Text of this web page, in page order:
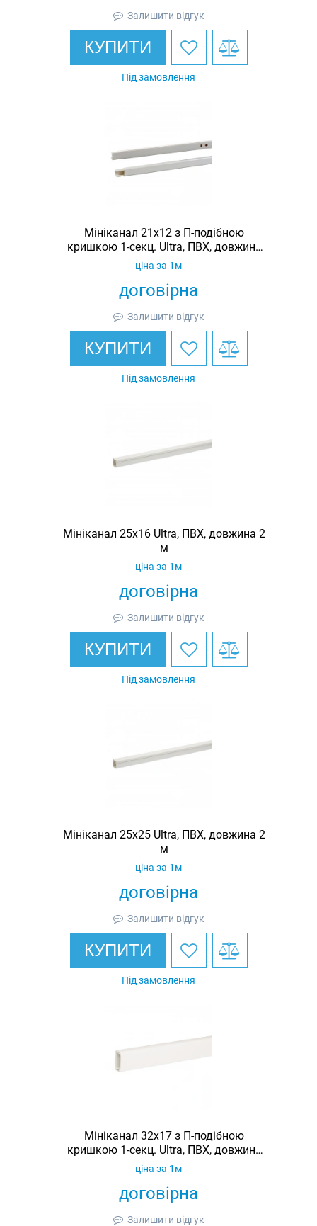
Залишити відгук
КУПИТИ
Під замовлення
Мініканал 21x12 з П-подібною
кришкою 1-секц. Ultra, ПВХ, довжина
2 м
договірна
ціна за 1м
Залишити відгук
КУПИТИ
Під замовлення
Мініканал 25х16 Ultra, ПВХ, довжина 2
м
договірна
ціна за 1м
Залишити відгук
КУПИТИ
Під замовлення
Мініканал 25х25 Ultra, ПВХ, довжина 2
м
договірна
ціна за 1м
Залишити відгук
КУПИТИ
Під замовлення
Мініканал 32x17 з П-подібною
кришкою 1-секц. Ultra, ПВХ, довжина
2 м
договірна
ціна за 1м
Залишити відгук